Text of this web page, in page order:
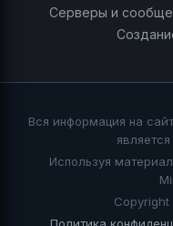
Серверы и
Вся информация на
Используя